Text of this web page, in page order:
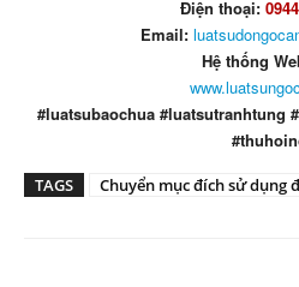
Điện thoại:
Email:
Hệ thống
#luatsubaochua #luatsutranhtung
TAGS Chuyển mục đích sử dụng